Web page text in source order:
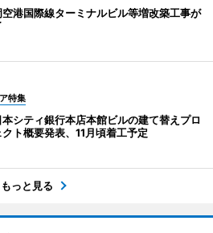
空港国際線ターミナルビル等増改築工事が
特集
シティ銀行本店本館ビルの建て替えプロ
クト概要発表、11月頃着工予定
もっと見る